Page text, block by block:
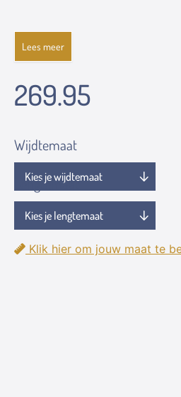
Lees meer
269.95
Wijdtemaat
Lengtemaat
Klik hier om jouw maat te